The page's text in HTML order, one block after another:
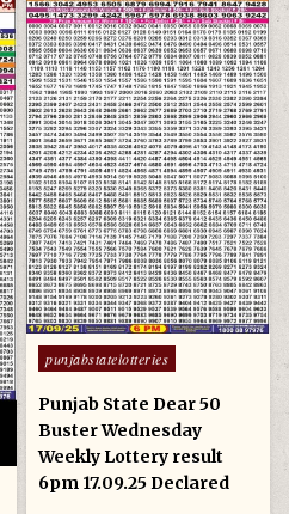
Posted
punjabstatelotteries
Punjab State Dear 50
Buster Wednesday
Weekly Lottery result
6pm 17.09.25 Declared